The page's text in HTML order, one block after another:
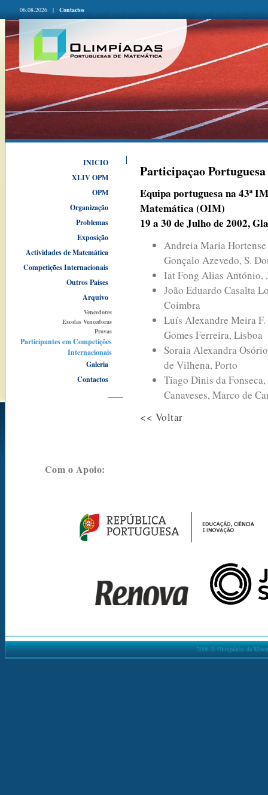
06.08.2026 | Contactos
INICIO
XLIV OPM
OPM
Organização
Problemas
Exposição
Actividades de Matemática
Competições Internacionais
Outros Países
Arquivo
Vencedores
Escolas Vencedoras
Provas
Participantes em Competições
Internacionais
Galeria
Contactos
Participaçao
Equipa portuguesa na 43ª
Matemática (OIM)
19 a 30 de Julho de 2002,
Andreia Maria Hortense
Gonçalo Azevedo, S.
Iat Fong Alias António,
João Eduardo Casalta
Coimbra
Luís Alexandre Meira F.
Gomes Ferreira, Lisboa
Soraia Alexandra
de Vilhena, Porto
Tiago Dinis da
Canaveses, Marco de
<< Voltar
Com o Apoio:
2008 © Olimpíadas da